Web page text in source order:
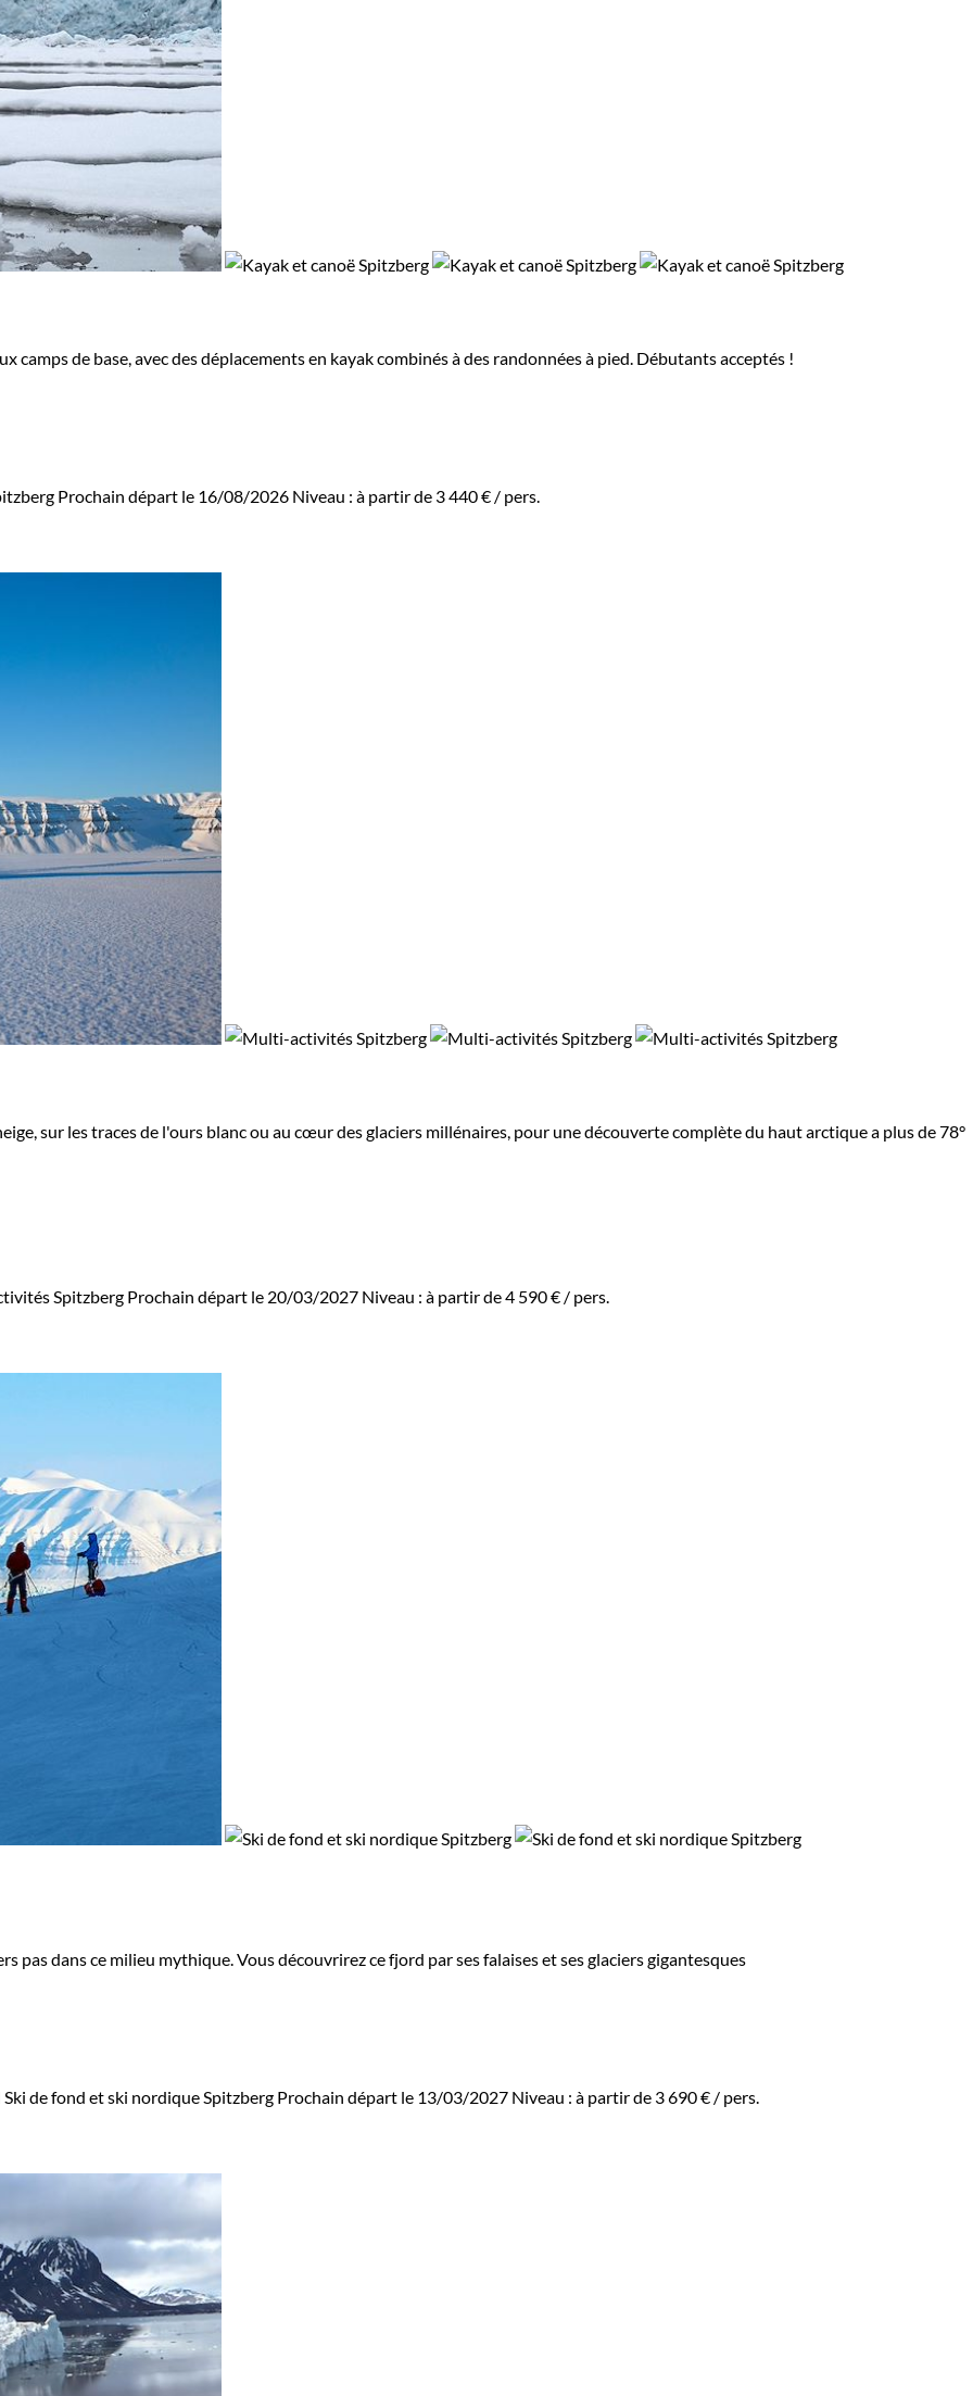
de base, avec des déplacements en kayak combinés à des randonnées à pied. Débutants acceptés !
Prochain départ le 16/08/2026 Niveau : à partir de 3 440 € / pers.
sur les traces de l'ours blanc ou au cœur des glaciers millénaires, pour une découverte complète du haut arctique a plus de 78°
Spitzberg Prochain départ le 20/03/2027 Niveau : à partir de4 590 € / pers.
pas dans ce milieu mythique. Vous découvrirez ce fjord par ses falaises et ses glaciers gigantesques
Ski de fond et ski nordique Spitzberg Prochain départ le 13/03/2027 Niveau : à partir de 3 690 € / pers.